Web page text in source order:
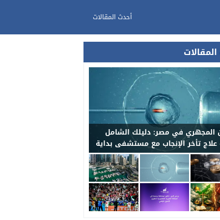
أحدث المقالات
المجهري في مصر: دليلك الشامل
علاج تأخر الإنجاب مع مستشفى بداية